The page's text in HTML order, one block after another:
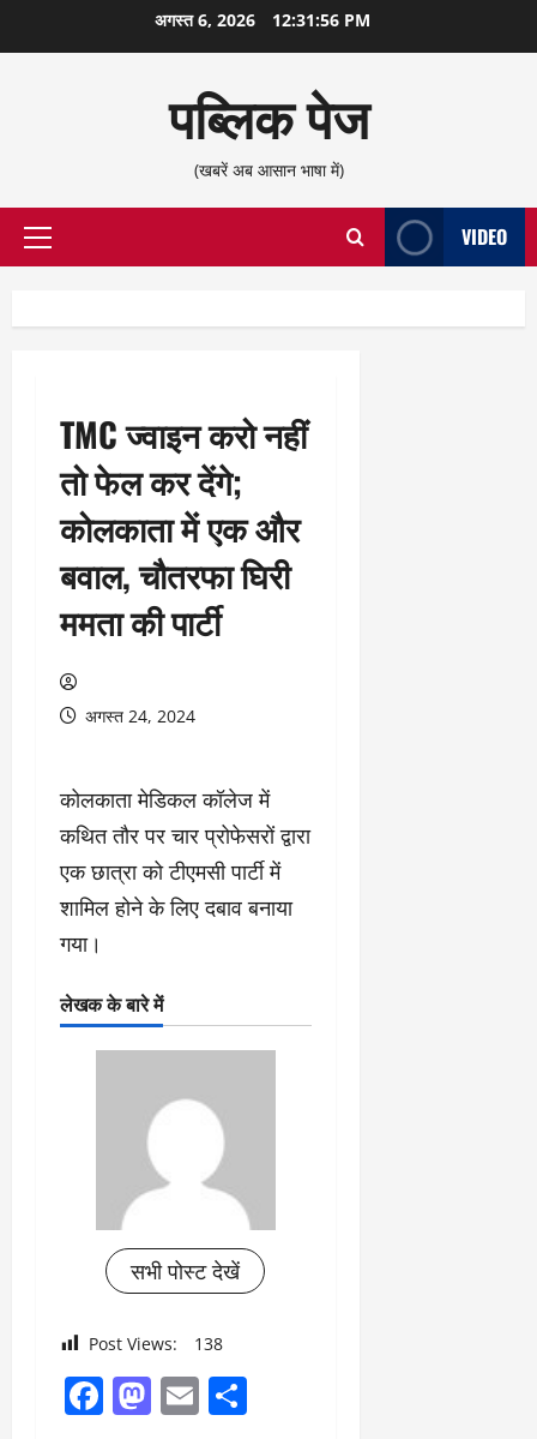
सामग्री
अगस्त 6, 2026 12:31:57 PM
पब्लिक पेज
(खबरें अब आसान भाषा में)
प्राथमिक
VIDEO
TMC ज्वाइन करो नहीं
तो फेल कर देंगे;
कोलकाता में एक और
बवाल, चौतरफा घिरी
ममता की पार्टी
अगस्त 24, 2024
कोलकाता मेडिकल कॉलेज में
कथित तौर पर चार प्रोफेसरों द्वारा
एक छात्रा को टीएमसी पार्टी में
शामिल होने के लिए दबाव बनाया
गया।
लेखक के बारे में
सभी पोस्ट देखें
Post Views: 138
Facebook
Mastodon
Email